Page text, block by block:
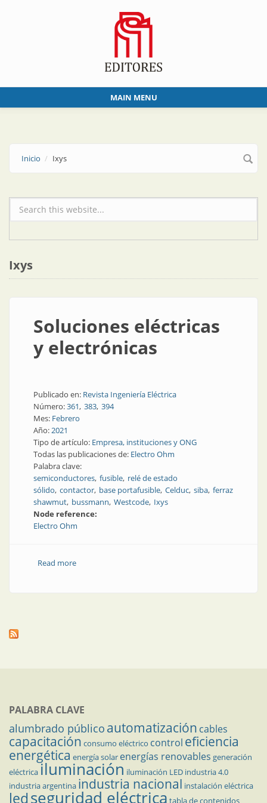
MAIN MENU
Inicio Ixys
Formulario de búsqueda
Ixys
Soluciones eléctricas
y electrónicas
Publicado en: Revista Ingeniería Eléctrica
Número:361 383 394
Mes: Febrero
Año:2021
Tipo de artículo: Empresa, instituciones y ONG
Todas las publicaciones de: Electro Ohm
Palabra clave:
semiconductores fusible relé de estado
sólido contactor base portafusible Celduc siba ferraz
shawmut bussmann Westcode Ixys
Node reference:
Electro Ohm
Read moreabout Soluciones eléctricas y electrónicas
PALABRA CLAVE
alumbrado público automatización cables
capacitación consumo eléctrico control eficiencia
energética energía solar energías renovables generación
eléctricailuminación iluminación LED industria 4.0
industria argentina industria nacional instalación eléctrica
ledseguridad eléctrica tabla de contenidos